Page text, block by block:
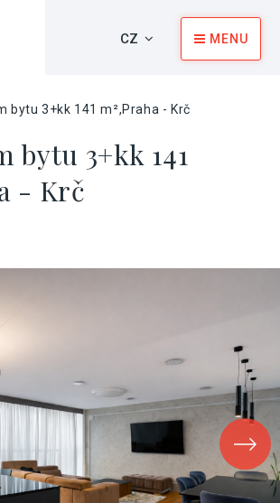
CZ MENU
bytu 3+kk 141 m²,Praha - Krč
bytu 3+kk 141
- Krč